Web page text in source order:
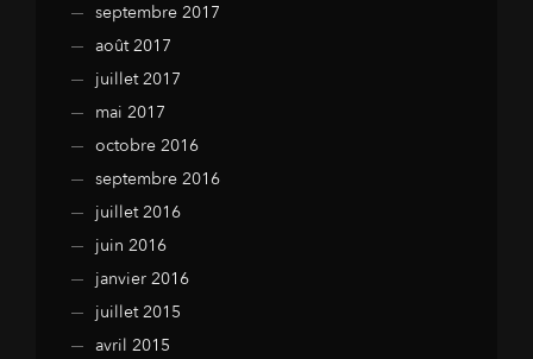
septembre 2017
août 2017
juillet 2017
mai 2017
octobre 2016
septembre 2016
juillet 2016
juin 2016
janvier 2016
juillet 2015
avril 2015